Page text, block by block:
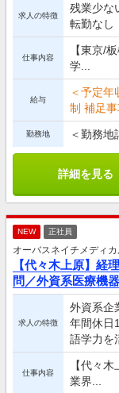
求人の特徴
残業少な
転勤なし
仕事内容
【東京/
学...
給与
＜予定
制 補足事
勤務地 ＜勤務地
詳細を見る
NEW 正社員
オーバスネイチメディ
【代々木上原】経
問／外資系医療機
求人の特徴
外資系企
年間休日
語学力を
仕事内容
【代々
業界...